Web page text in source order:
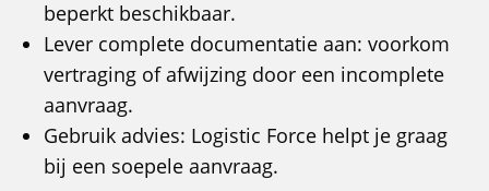
beperkt beschikbaar.
Lever complete documentatie aan: voorkom
vertraging of afwijzing door een incomplete
aanvraag.
Gebruik advies: Logistic Force helpt je graag
bij een soepele aanvraag.